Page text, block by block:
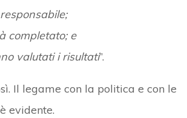
completato; e
valutati i risultati”.
Il legame con la politica e con le
evidente.